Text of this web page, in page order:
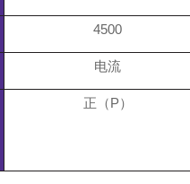
4500
电流
正（P）